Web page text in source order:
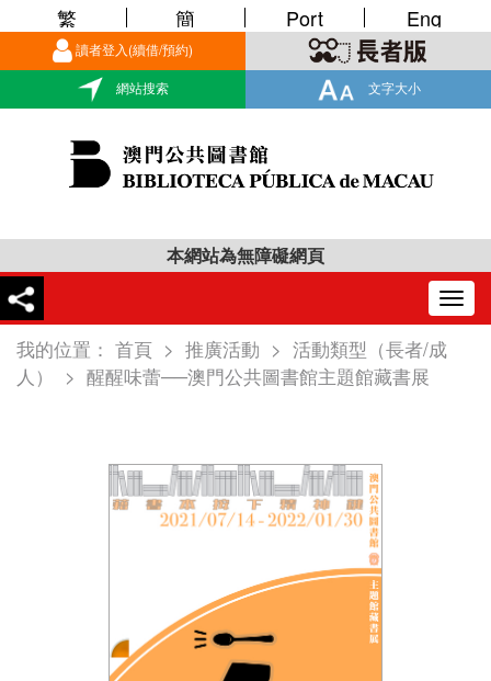
讀者登入(續借/預約)
網站搜索 文字大小
繁 簡 Port Eng
本網站為無障礙網頁
我的位置： 首頁 > 推廣活動 > 活動類型（長者/成
人）
> 醒醒味蕾──澳門公共圖書館主題館藏書展